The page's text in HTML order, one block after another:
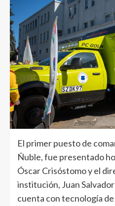
El primer puesto de
Ñuble, fue presentado
Óscar Crisóstomo y el
institución, Juan
cuenta con tecnología